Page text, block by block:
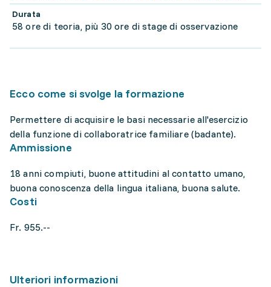
Durata
58 ore di teoria, più 30 ore di stage di osservazione
Ecco come si svolge la formazione
Permettere di acquisire le basi necessarie all'esercizio
della funzione di collaboratrice familiare (badante).
Ammissione
18 anni compiuti, buone attitudini al contatto umano,
buona conoscenza della lingua italiana, buona salute.
Costi
Fr. 955.--
Ulteriori informazioni